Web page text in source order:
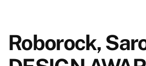
Roborock,